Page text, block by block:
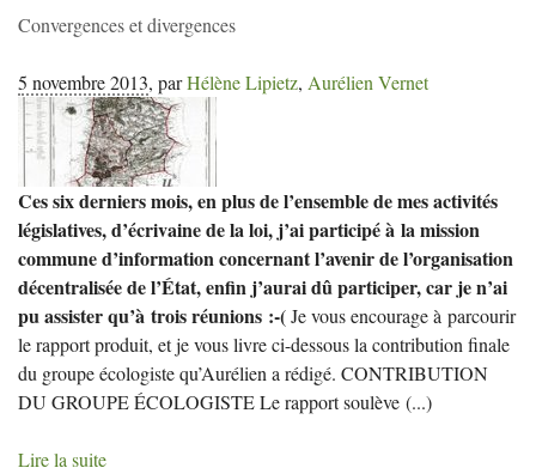
Convergences et divergences
5 novembre 2013, parHélène Lipietz, Aurélien Vernet
Ces six derniers mois, en plus de l’ensemble de mes activités
législatives, d’écrivaine de la loi, j’ai participé à la mission
commune d’information concernant l’avenir de l’organisation
décentralisée de l’État, enfin j’aurai dû participer, car je n’ai
pu assister qu’à trois réunions :-(Je vous encourage à parcourir
le rapport produit, et je vous livre ci-dessous la contribution finale
du groupe écologiste qu’Aurélien a rédigé. CONTRIBUTION
DU GROUPE ÉCOLOGISTE Le rapport soulève (...)
Lire la suite